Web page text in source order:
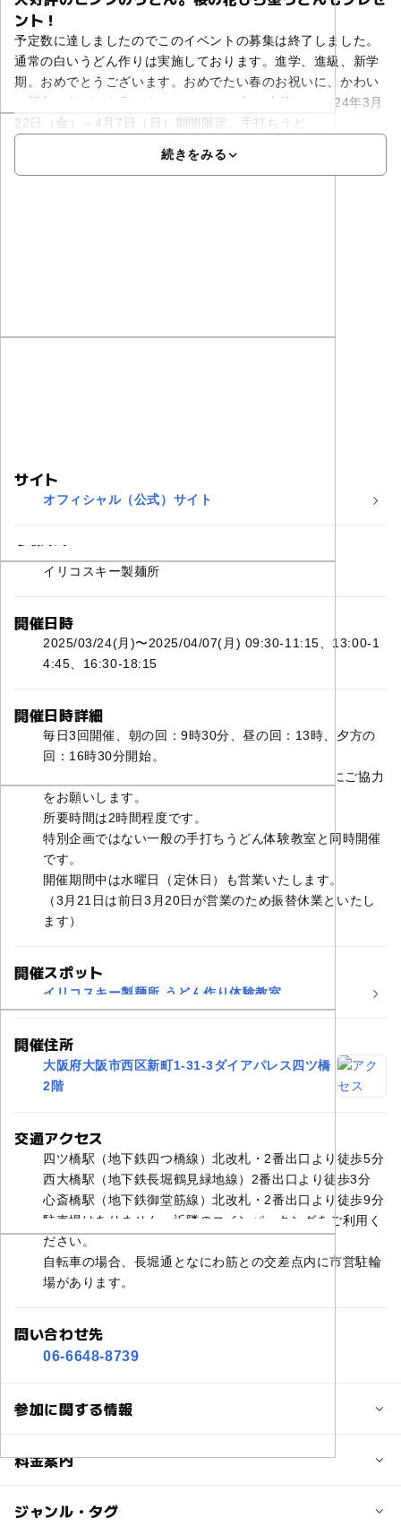
ント！
予定数に達しましたのでこのイベントの募集は終了しました。
通常の白いうどん作りは実施しております。進学、進級、新学
期。おめでとうございます。おめでたい春のお祝いに、かわい
い桜色のうどんを作りませんか。2024年の春休み、2024年3月
22日（金）～4月7日（日）期間限定、手打ちうど
続きをみる
サイト
オフィシャル（公式）サイト
主催者名
イリコスキー製麺所
開催日時
2025/03/24(月)〜2025/04/07(月) 09:30-11:15、13:00-1
4:45、16:30-18:15
開催日時詳細
毎日3回開催、朝の回：9時30分、昼の回：13時、夕方の
回：16時30分開始。
開始15分前に集合してご用意いただき、定刻開始にご協力
をお願いします。
所要時間は2時間程度です。
特別企画ではない一般の手打ちうどん体験教室と同時開催
です。
開催期間中は水曜日（定休日）も営業いたします。
（3月21日は前日3月20日が営業のため振替休業といたし
ます）
開催スポット
イリコスキー製麺所 うどん作り体験教室
開催住所
大阪府大阪市西区新町1-31-3ダイアパレス四ツ橋
2階
交通アクセス
四ツ橋駅（地下鉄四つ橋線）北改札・2番出口より徒歩5分
西大橋駅（地下鉄長堀鶴見緑地線）2番出口より徒歩3分
心斎橋駅（地下鉄御堂筋線）北改札・2番出口より徒歩9分
駐車場はありません。近隣のコインパーキングをご利用く
ださい。
自転車の場合、長堀通となにわ筋との交差点内に市営駐輪
場があります。
問い合わせ先
06-6648-8739
参加に関する情報
定員詳細
各組の定員に対して3歳以下の方は1名様、乳児さんは1名
料金案内
子供の料金詳細
ジャンル・タグ